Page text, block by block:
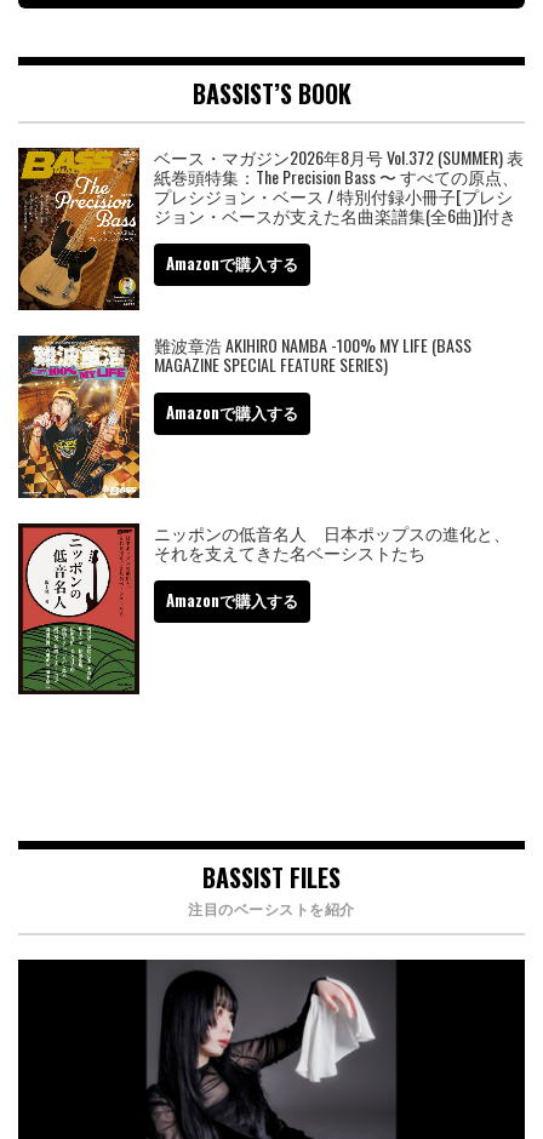
BASSIST’S BOOK
ベース・マガジン2026年8月号 Vol.372 (SUMMER) 表
紙巻頭特集：The Precision Bass 〜 すべての原点、
プレシジョン・ベース / 特別付録小冊子[プレシ
ジョン・ベースが支えた名曲楽譜集(全6曲)]付き
Amazonで購入する
難波章浩 AKIHIRO NAMBA -100% MY LIFE (BASS
MAGAZINE SPECIAL FEATURE SERIES)
Amazonで購入する
ニッポンの低音名人 日本ポップスの進化と、
それを支えてきた名ベーシストたち
Amazonで購入する
BASSIST FILES
注目のベーシストを紹介